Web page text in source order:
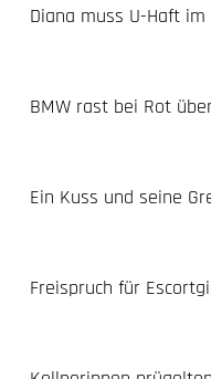
Diana muss U-Haft
BMW rast bei Rot
Ein Kuss und seine
Freispruch für